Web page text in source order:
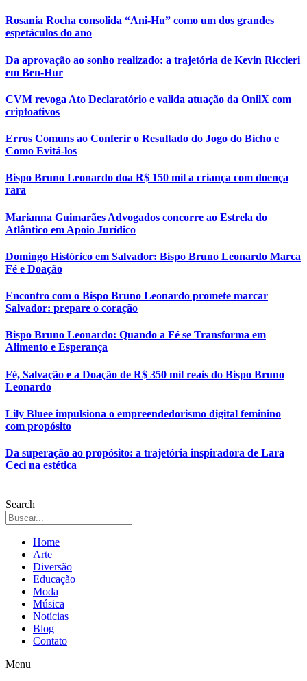
Rosania Rocha consolida “Ani-Hu” como um dos grandes
espetáculos do ano
Da aprovação ao sonho realizado: a trajetória de Kevin Riccieri
em Ben-Hur
CVM revoga Ato Declaratório e valida atuação da OnilX com
criptoativos
Erros Comuns ao Conferir o Resultado do Jogo do Bicho e
Como Evitá-los
Bispo Bruno Leonardo doa R$ 150 mil a criança com doença
rara
Marianna Guimarães Advogados concorre ao Estrela do
Atlântico em Apoio Jurídico
Domingo Histórico em Salvador: Bispo Bruno Leonardo Marca
Fé e Doação
Encontro com o Bispo Bruno Leonardo promete marcar
Salvador: prepare o coração
Bispo Bruno Leonardo: Quando a Fé se Transforma em
Alimento e Esperança
Fé, Salvação e a Doação de R$ 350 mil reais do Bispo Bruno
Leonardo
Lily Bluee impulsiona o empreendedorismo digital feminino
com propósito
Da superação ao propósito: a trajetória inspiradora de Lara
Ceci na estética
Search
Home
Arte
Diversão
Educação
Moda
Música
Notícias
Blog
Contato
Menu